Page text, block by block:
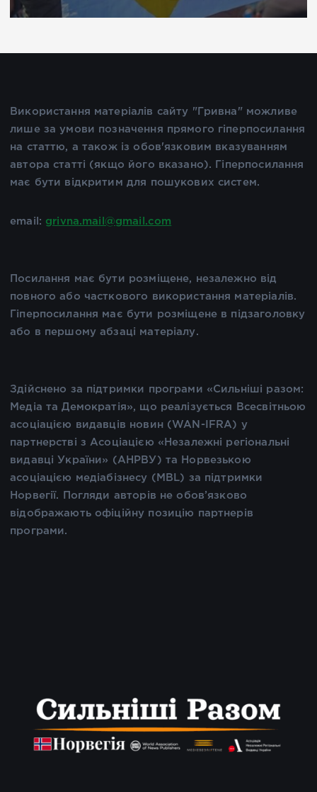
Використання матеріалів сайту "Гривна" можливе
лише за умови позначення прямого гіперпосилання
на статтю, а також із обов'язковим вказуванням
автора статті (якщо його вказано). Гіперпосилання
має бути відкритим для пошукових систем.
email: grivna.mail@gmail.com
Посилання має бути розміщене, незалежно від
повного або часткового використання матеріалів.
Гіперпосилання має бути розміщене в підзаголовку
або в першому абзаці матеріалу.
Здійснено за підтримки програми «Сильніші разом:
Медіа та Демократія», що реалізується Всесвітньою
асоціацією видавців новин (WAN-IFRA) у
партнерстві з Асоціацією «Незалежні регіональні
видавці України» (АНРВУ) та Норвезькою
асоціацією медіабізнесу (MBL) за підтримки
Норвегії. Погляди авторів не обов’язково
відображають офіційну позицію партнерів
програми.